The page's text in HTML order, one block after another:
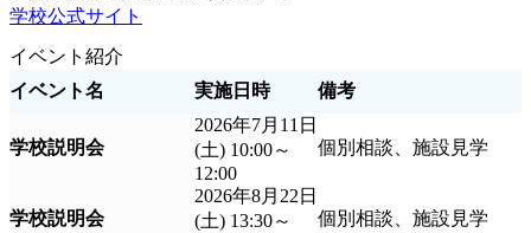
学校公式サイト
イベント紹介
イベント名
実施日時 備考
学校説明会
2026年7月11日
(土) 10:00～
12:00
個別相談、施設見学
学校説明会
2026年8月22日
(土) 13:30～
個別相談、施設見学